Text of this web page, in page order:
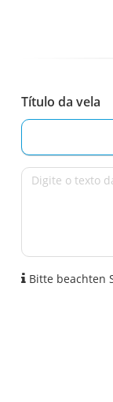
Título da vela
Bitte beachten